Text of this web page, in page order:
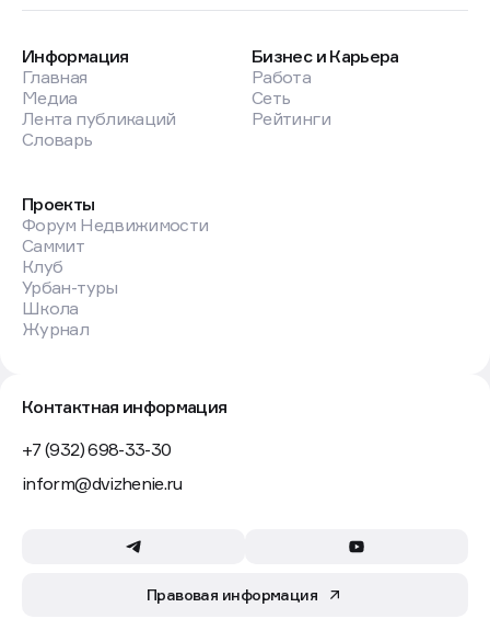
Информация
Главная
Медиа
Лента публикаций
Словарь
Бизнес и Карьера
Работа
Сеть
Рейтинги
Проекты
Форум Недвижимости
Саммит
Клуб
Урбан-туры
Школа
Журнал
Контактная информация
+7 (932) 698-33-30
inform@dvizhenie.ru
Правовая информация